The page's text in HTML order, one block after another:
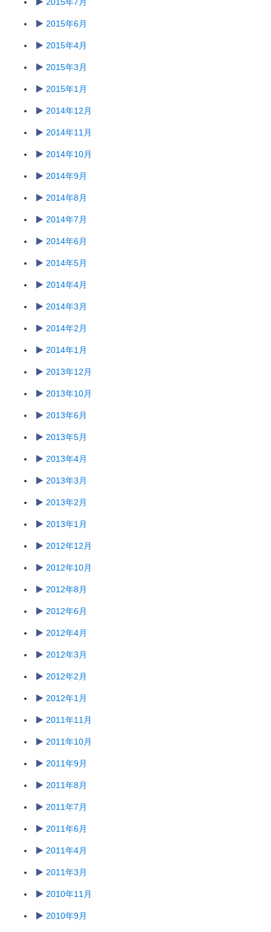
2015年6月
2015年4月
2015年3月
2015年1月
2014年12月
2014年11月
2014年10月
2014年9月
2014年8月
2014年7月
2014年6月
2014年5月
2014年4月
2014年3月
2014年2月
2014年1月
2013年12月
2013年10月
2013年6月
2013年5月
2013年4月
2013年3月
2013年2月
2013年1月
2012年12月
2012年10月
2012年8月
2012年6月
2012年4月
2012年3月
2012年2月
2012年1月
2011年11月
2011年10月
2011年9月
2011年8月
2011年7月
2011年6月
2011年4月
2011年3月
2010年11月
2010年9月